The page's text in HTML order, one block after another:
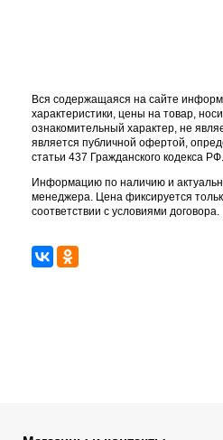
Вся содержащаяся на сайте
характеристики, цены на товар,
ознакомительный характер, не
является публичной офертой,
статьи 437 Гражданского кодекса РФ.
Информацию по наличию и
менеджера. Цена фиксируется
соответствии с условиями договора.